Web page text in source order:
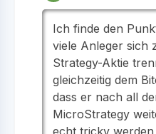
Ich finde den
viele Anleger sich
Strategy-Aktie
gleichzeitig dem
dass er nach all
MicroStrategy
echt tricky